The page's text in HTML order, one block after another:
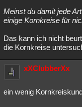
Meinst du damit jede
einige Kornkreise für
Das kann ich nicht
die Kornkreise
xXClubberXx
ein wenig